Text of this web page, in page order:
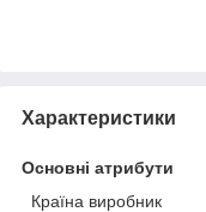
Характеристики
Основні атрибути
Країна виробник